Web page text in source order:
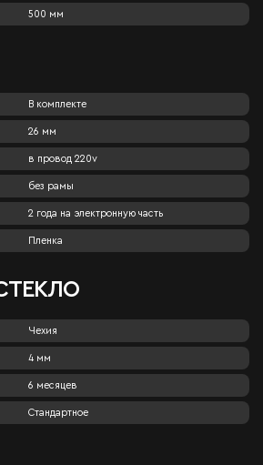
500 мм
В комплекте
26 мм
в провод 220v
без рамы
2 года на электронную часть
Пленка
Чехия
4 мм
6 месяцев
Стандартное